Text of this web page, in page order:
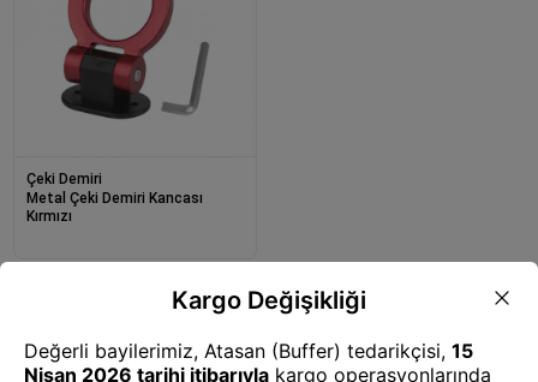
Çeki Demiri
Metal Çeki Demiri Kancası
Kırmızı